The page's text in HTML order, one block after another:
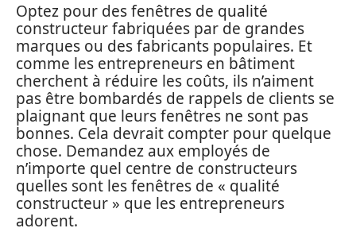
Optez pour des fenêtres de qualité
constructeur fabriquées par de grandes
marques ou des fabricants populaires. Et
comme les entrepreneurs en bâtiment
cherchent à réduire les coûts, ils n’aiment
pas être bombardés de rappels de clients se
plaignant que leurs fenêtres ne sont pas
bonnes. Cela devrait compter pour quelque
chose. Demandez aux employés de
n’importe quel centre de constructeurs
quelles sont les fenêtres de « qualité
constructeur » que les entrepreneurs
adorent.